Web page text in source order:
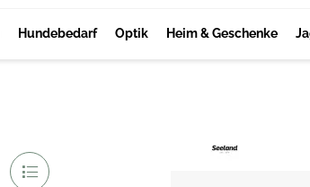
Hundebedarf Optik Heim & Geschenke